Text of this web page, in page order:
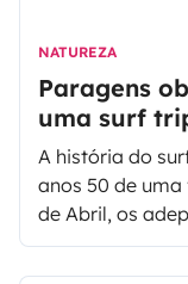
NATUREZA
Paragens
uma surf
A história do
anos 50 de
de Abril, os
começaram a
começou a